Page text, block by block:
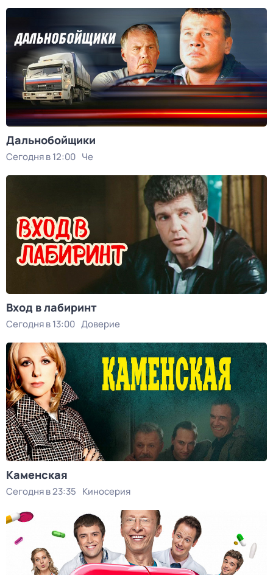
Дальнобойщики
Сегодня в 12:00 Че
Вход в лабиринт
Сегодня в 13:00 Доверие
Каменская
Сегодня в 23:35 Киносерия